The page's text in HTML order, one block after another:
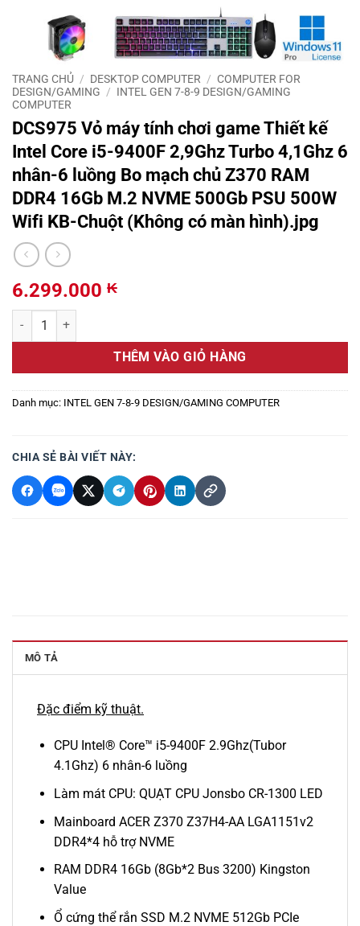
TRANG CHỦ / DESKTOP COMPUTER / COMPUTER FOR
DESIGN/GAMING / INTEL GEN 7-8-9 DESIGN/GAMING
COMPUTER
DCS975 Vỏ máy tính chơi game Thiết kế
Intel Core i5-9400F 2,9Ghz Turbo 4,1Ghz 6
nhân-6 luồng Bo mạch chủ Z370 RAM
DDR4 16Gb M.2 NVME 500Gb PSU 500W
Wifi KB-Chuột (Không có màn hình).jpg
6.299.000 ₭
DCS975 Vỏ máy tính chơi game Thiết kế Intel Core i5-9400F
THÊM VÀO GIỎ HÀNG
Danh mục: INTEL GEN 7-8-9 DESIGN/GAMING COMPUTER
CHIA SẺ BÀI VIẾT NÀY:
MÔ TẢ
Đặc điểm kỹ thuật.
CPU Intel® Core™ i5-9400F 2.9Ghz(Tubor
4.1Ghz) 6 nhân-6 luồng
Làm mát CPU: QUẠT CPU Jonsbo CR-1300 LED
Mainboard ACER Z370 Z37H4-AA LGA1151v2
DDR4*4 hỗ trợ NVME
RAM DDR4 16Gb (8Gb*2 Bus 3200) Kingston
Value
Ổ cứng thể rắn SSD M.2 NVME 512Gb PCIe